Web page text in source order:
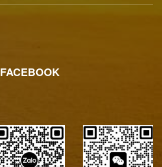
FACEBOOK